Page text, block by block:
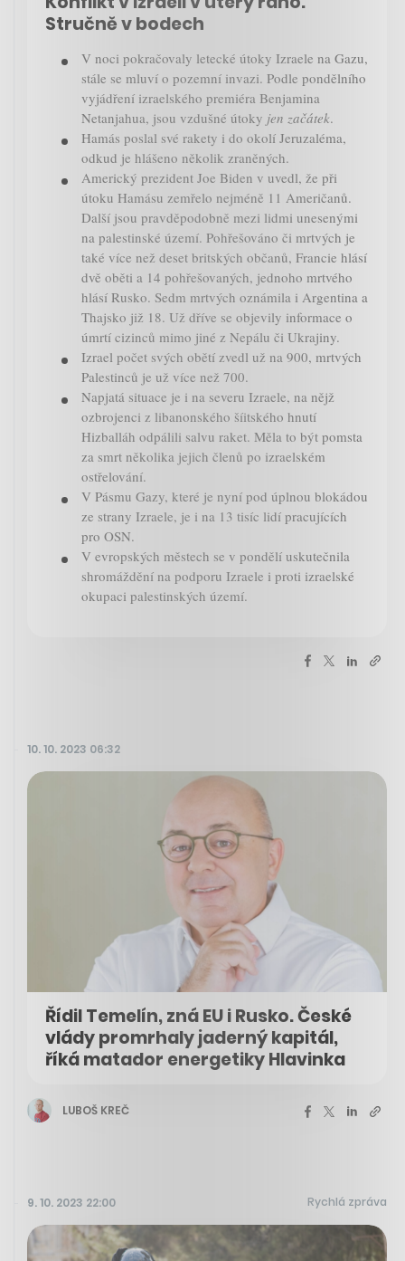
Stručně v bodech
V noci pokračovaly letecké útoky Izraele na Gazu,
stále se mluví o pozemní invazi. Podle pondělního
vyjádření izraelského premiéra Benjamina
Netanjahua, jsou vzdušné útoky jen začátek.
Hamás poslal své rakety i do okolí Jeruzaléma,
odkud je hlášeno několik zraněných.
Americký prezident Joe Biden v uvedl, že při
útoku Hamásu zemřelo nejméně 11 Američanů.
Další jsou pravděpodobně mezi lidmi unesenými
na palestinské území. Pohřešováno či mrtvých je
také více než deset britských občanů, Francie hlásí
dvě oběti a 14 pohřešovaných, jednoho mrtvého
hlásí Rusko. Sedm mrtvých oznámila i Argentina a
Thajsko již 18. Už dříve se objevily informace o
úmrtí cizinců mimo jiné z Nepálu či Ukrajiny.
Izrael počet svých obětí zvedl už na 900, mrtvých
Palestinců je už více než 700.
Napjatá situace je i na severu Izraele, na nějž
ozbrojenci z libanonského šíitského hnutí
Hizballáh odpálili salvu raket. Měla to být pomsta
za smrt několika jejich členů po izraelském
ostřelování.
V Pásmu Gazy, které je nyní pod úplnou blokádou
ze strany Izraele, je i na 13 tisíc lidí pracujících
pro OSN.
V evropských městech se v pondělí uskutečnila
shromáždění na podporu Izraele i proti izraelské
okupaci palestinských území.
10. 10. 2023 06:32
Řídil Temelín, zná EU i Rusko. České
vlády promrhaly jaderný kapitál,
říká matador energetiky Hlavinka
LUBOŠ KREČ
9. 10. 2023 22:00 Rychlá zpráva